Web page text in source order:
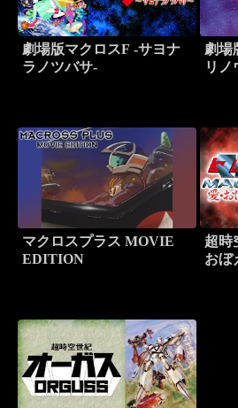
劇場版マクロスF -サヨナ
ラノツバサ-
劇場
リノ
マクロスプラス MOVIE
EDITION
超時
おぼ